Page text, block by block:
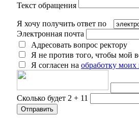
Текст обращения
Я хочу получить ответ по
Электронная почта
Адресовать вопрос ректору
Я не против того, чтобы мой
Я согласен на обработку
Сколько будет 2 + 11